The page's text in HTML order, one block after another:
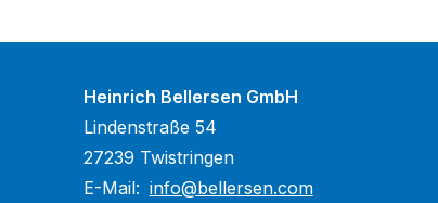
Heinrich Bellersen GmbH
Lindenstraße 54
27239 Twistringen
E-Mail: info@bellersen.com